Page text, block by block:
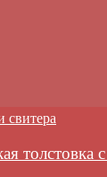
свитера
толстовка